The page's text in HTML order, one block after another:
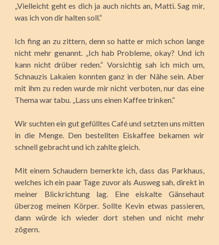
„Vielleicht geht es dich ja auch nichts an, Matti. Sag mir,
was ich von dir halten soll.“
Ich fing an zu zittern, denn so hatte er mich schon lange
nicht mehr genannt. „Ich hab Probleme, okay? Und ich
kann nicht drüber reden.“ Vorsichtig sah ich mich um,
Schnauzis Lakaien konnten ganz in der Nähe sein. Aber
mit ihm zu reden wurde mir nicht verboten, nur das eine
Thema war tabu. „Lass uns einen Kaffee trinken.“
Wir suchten ein gut gefülltes Café und setzten uns mitten
in die Menge. Den bestellten Eiskaffee bekamen wir
schnell gebracht und ich zahlte gleich.
Mit einem Schaudern bemerkte ich, dass das Parkhaus,
welches ich ein paar Tage zuvor als Ausweg sah, direkt in
meiner Blickrichtung lag. Eine eiskalte Gänsehaut
überzog meinen Körper. Sollte Kevin etwas passieren,
dann würde ich wieder dort stehen und nicht mehr
zögern.